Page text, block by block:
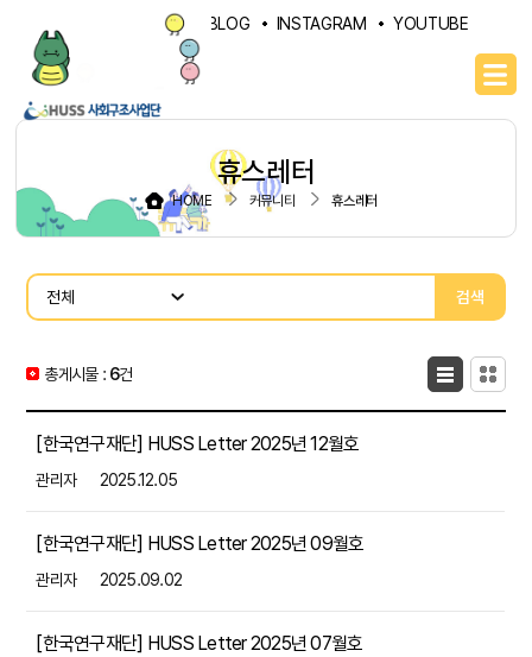
NAVER BLOG INSTAGRAM YOUTUBE
휴스레터
HOME 커뮤니티 휴스레터
검색
총게시물 : 6건
목록형
[한국연구재단] HUSS Letter 2025년 12월호
관리자 2025.12.05
[한국연구재단] HUSS Letter 2025년 09월호
관리자 2025.09.02
[한국연구재단] HUSS Letter 2025년 07월호